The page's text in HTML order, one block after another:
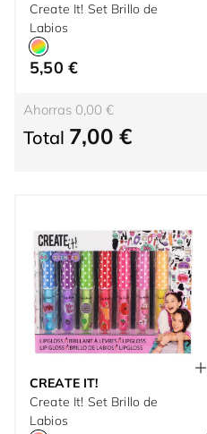
Create It! Set Brillo de
Labios
5,50 €
Ahorras 0,00 €
Total 7,00 €
CREATE IT!
Create It! Set Brillo de
Labios